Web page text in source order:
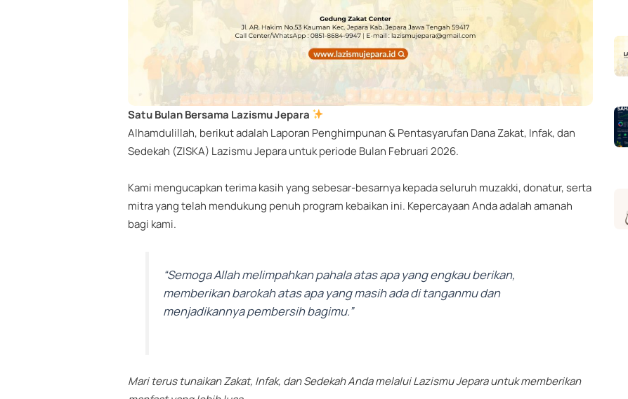
Satu Bulan Bersama Lazismu Jepara
Alhamdulillah, berikut adalah Laporan Penghimpunan & Pentasyarufan Dana Zakat, Infak, dan
Sedekah (ZISKA) Lazismu Jepara untuk periode Bulan Februari 2026.
Kami mengucapkan terima kasih yang sebesar-besarnya kepada seluruh muzakki, donatur, serta
mitra yang telah mendukung penuh program kebaikan ini. Kepercayaan Anda adalah amanah
bagi kami.
“Semoga Allah melimpahkan pahala atas apa yang engkau berikan,
memberikan barokah atas apa yang masih ada di tanganmu dan
menjadikannya pembersih bagimu.”
Mari terus tunaikan Zakat, Infak, dan Sedekah Anda melalui Lazismu Jepara untuk memberikan